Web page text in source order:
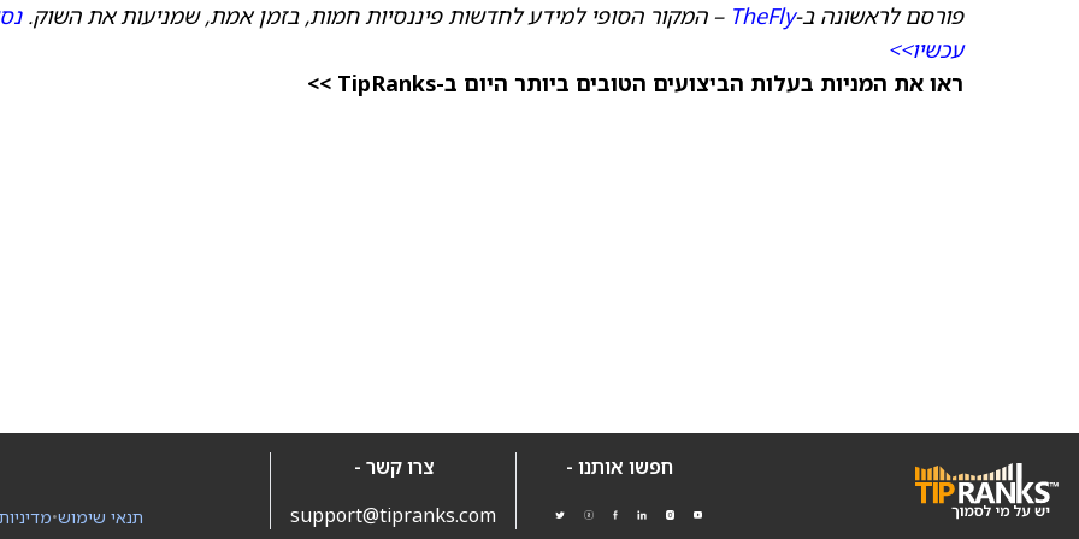
פורסם לראשונה ב-TheFly – המקור הסופי למידע לחדשות פיננסיות חמות, בזמן אמת, שמניעות את השוק.
עכשיו>>
ראו את המניות בעלות הביצועים הטובים ביותר היום ב-TipRanks >>
חפשו אותנו -
צרו קשר -
support@tipranks.com
•תנאי שימוש